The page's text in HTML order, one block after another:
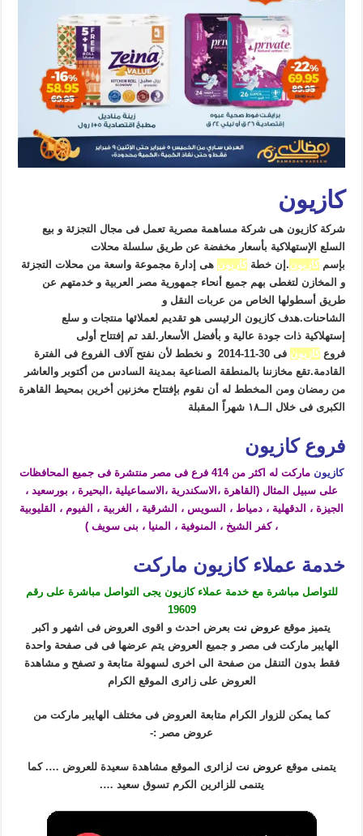
كازيون
شركة كازيون هى شركة مساهمة مصرية تعمل فى مجال التجزئة و بيع
السلع الإستهلاكية بأسعار مخفضة عن طريق سلسلة محلات
بإسم كازيون.إن خطة كازيونهى إدارة مجموعة واسعة من محلات التجزئة
و المخازن لتغطى بهم جميع أنحاء جمهورية مصر العربية و خدمتهم عن
طريق أسطولها الخاص من عربات النقل و
الشاحنات.هدف كازيون الرئيسى هو تقديم لعملائها منتجات و سلع
إستهلاكية ذات جودة عالية و بأفضل الأسعار.لقد تم إفتتاح أولى
فروع كازيون
فى 30-11-2014 و نخطط لأن نفتح آلاف الفروع فى الفترة
القادمة.تقع مخازننا بالمنطقة الصناعية بمدينة السادس من أكتوبر والعاشر
من رمضان ومن المخطط له أن نقوم بإفتتاح مخزنين أخرين بمحيط القاهرة
الكبرى فى خلال الــ١٨ شهراً المقبلة
فروع كازيون
كازيون
ماركت له اكثر من 414 فرع فى مصر منتشرة فى جميع المحافظات
على سبيل المثال (القاهرة ،الاسكندرية ،الاسماعيلية ،البحيرة ، بورسعيد ،
الجيزة ، الدقهلية ، دمياط ، السويس ، الشرقية ، الغربية ، الفيوم ، القليوبية
، كفر الشيخ ، المنوفية ، المنيا ، بنى سويف )
خدمة عملاء كازيون ماركت
للتواصل مباشرة مع خدمة عملاء كازيون يجى التواصل مباشرة على رقم
19609
يتميز موقع عروض نتبعرض احدث و اقوى العروض فى اشهر و اكبر
الهايبر ماركت فى مصر و جميع العروض يتم عرضها فى فى صفحة واحدة
فقط بدون التنقل من صفحة الى اخرى لسهولة متابعة و تصفح و مشاهدة
العروض على زائرى الموقع الكرام
كما يمكن للزوار الكرام متابعة العروض فى مختلف الهايبر ماركت من
عروض مصر :-
يتمنى موقع عروض نتلزائرى الموقع مشاهدة سعيدة للعروض …. كما
يتنمى للزائرين الكرم تسوق سعيد ….